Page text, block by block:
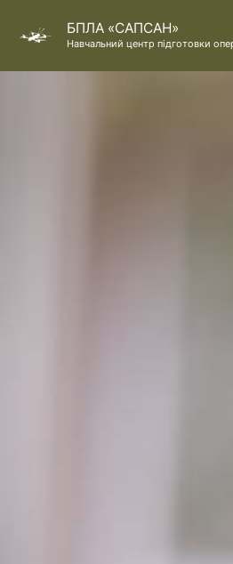
БПЛА «САПСАН»
Навчальний центр підготовки